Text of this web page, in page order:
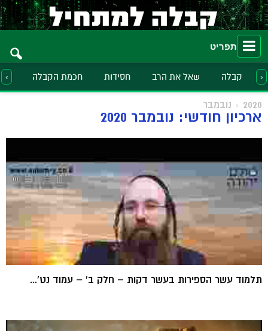
תפריט
קבלה שאל את הרב חסידות חכמת הקבלה ›
‹
2020 נובמבר
ארכיון חודשי: נובמבר 2020
תלמוד עשר הספירות בעשר דקות – חלק ב' – עמוד נט'...